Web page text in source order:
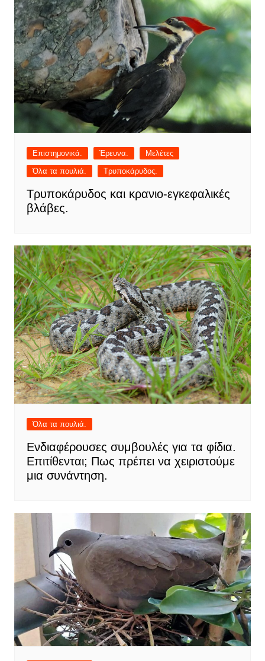
Επιστημονικά. Έρευνα.
Μελέτες
Όλα τα πουλιά.
Τρυποκάρυδος.
Τρυποκάρυδος και κρανιο-εγκεφαλικές
βλάβες.
Όλα τα πουλιά.
Ενδιαφέρουσες συμβουλές για τα φίδια.
Επιτίθενται; Πως πρέπει να χειριστούμε
μια συνάντηση.